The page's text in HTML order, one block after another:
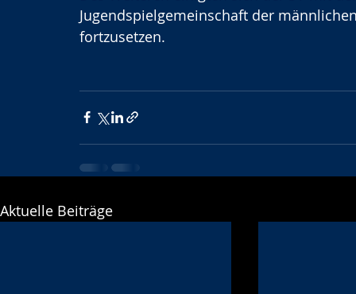
Jugendspielgemeinschaft der
fortzusetzen.
Aktuelle Beiträge